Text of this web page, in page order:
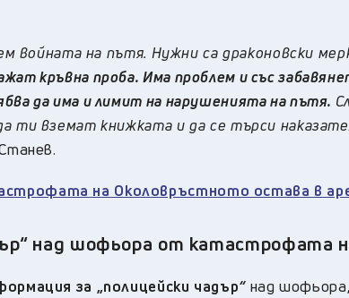
войната на пътя. Нужни са драконовски
кръвна проба. Има проблем и със
да има и лимит на нарушенията на пътя.
ти вземат книжката и да се търси
на Околовръстното остава в
над шофьора от катастрофата
за „полицейски чадър“над